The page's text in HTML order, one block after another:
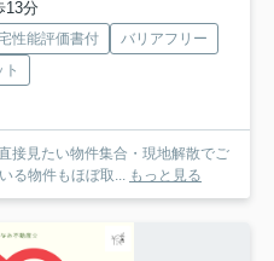
13分
性能評価書付
バリアフリー
接見たい物件集合・現地解散でご
る物件もほぼ取... もっと見る